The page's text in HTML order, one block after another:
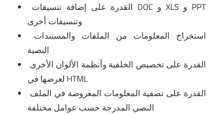
وتنسيقات أخرى
النصية
لعرضها في HTML
النصي المدرجة حسب عوامل مختلفة